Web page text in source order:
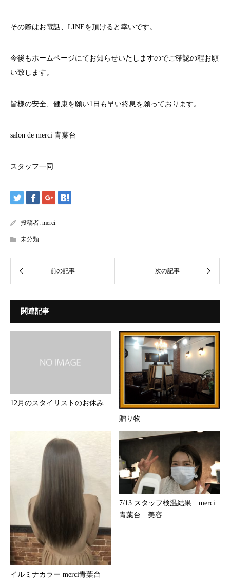
その際はお電話、 LINEを頂けると幸いです。
今後もホームページにてお知らせいたしますのでご確認の程お願
い致します。
皆様の安全、健康を願い1 日も早い終息を願っております。
salon de merci 青葉台
スタッフ一同
投稿者: merci
未分類
関連記事
12月のスタイリストのお休み
贈り物
イルミナカラー merci青葉台
7/13 スタッフ検温結果 merci
青葉台 美容...